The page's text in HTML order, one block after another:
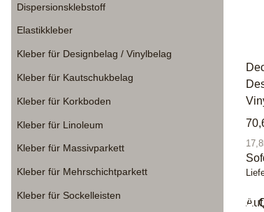
Dispersionsklebstoff
Elastikkleber
Kleber für Designbelag / Vinylbelag
Kleber für Kautschukbelag
Kleber für Korkboden
Kleber für Linoleum
Kleber für Massivparkett
Kleber für Mehrschichtparkett
Kleber für Sockelleisten